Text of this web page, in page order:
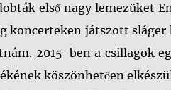
első nagy lemezüket
koncerteken játszott
2015-ben a csillagok
köszönhetően